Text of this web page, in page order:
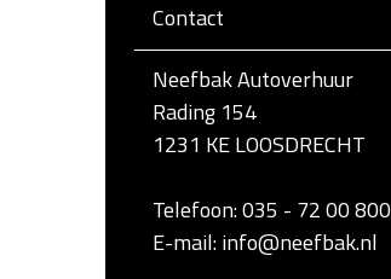
Contact
Neefbak Autoverhuur
Rading 154
1231 KE LOOSDRECHT
Telefoon: 035 - 72 00 800
E-mail: info@neefbak.nl